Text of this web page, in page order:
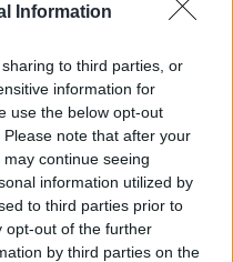
Information
to third parties, or
information for
use the below opt-out
note that after your
continue seeing
information utilized by
to third parties prior to
opt-out of the further
by third parties on the
στο παγκόσμιο
τη ζωή σήμερα
Το τελευταίο
κώμα, μετά
που υπέστη